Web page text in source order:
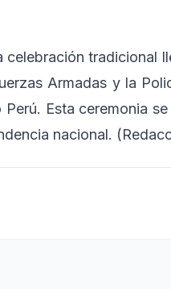
tradicional
Armadas y la
Esta ceremonia
nacional.